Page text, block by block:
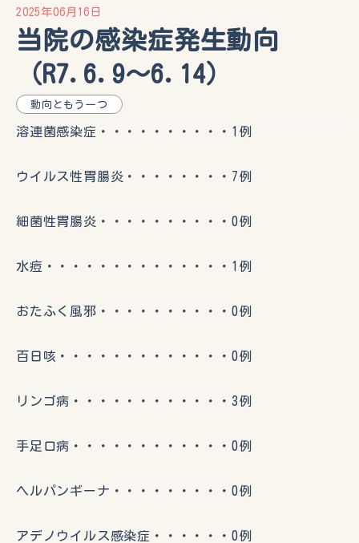
2025年06月16日
当院の感染症発生動向
（R7.6.9〜6.14）
動向ともう一つ
溶連菌感染症・・・・・・・・・・1例
ウイルス性胃腸炎・・・・・・・・7例
細菌性胃腸炎・・・・・・・・・・0例
水痘・・・・・・・・・・・・・・1例
おたふく風邪・・・・・・・・・・0例
百日咳・・・・・・・・・・・・・0例
リンゴ病・・・・・・・・・・・・3例
手足口病・・・・・・・・・・・・0例
ヘルパンギーナ・・・・・・・・・0例
アデノウイルス感染症・・・・・・0例